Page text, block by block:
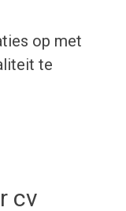
op met
te
cv